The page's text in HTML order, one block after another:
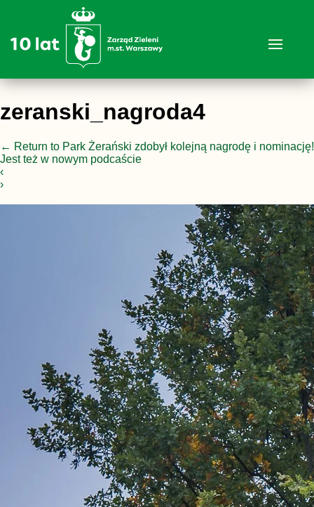
zeranski_nagroda4
← Return to Park Żerański zdobył kolejną nagrodę i nominację!
Jest też w nowym podcaście
‹
›